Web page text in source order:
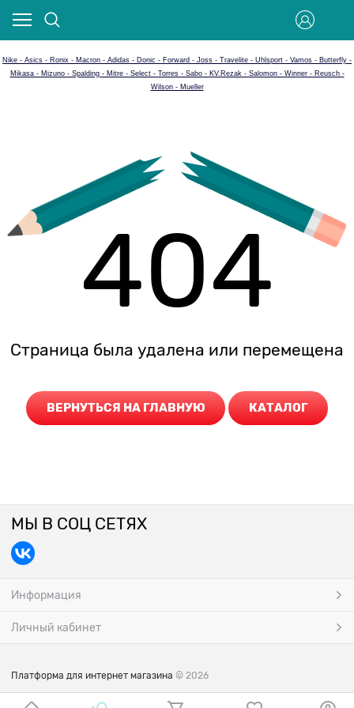
Nike - Asics - Ronix - Macron - Adidas - Donic - Forward - Joss - Travelite - Uhlsport - Vamos - Butterfly -
Mikasa - Mizuno - Spalding - Mitre - Select - Torres - Sabo - KV.Rezak - Salomon - Winner - Reusch -
Wilson - Mueller
404
Страница была удалена или перемещена
ВЕРНУТЬСЯ НА ГЛАВНУЮ КАТАЛОГ
МЫ В СОЦ СЕТЯХ
Информация
Личный кабинет
Платформа для интернет магазина © 2026